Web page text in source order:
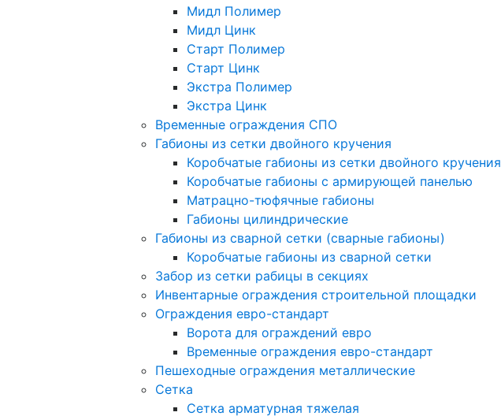
Мидл Полимер
Мидл Цинк
Старт Полимер
Старт Цинк
Экстра Полимер
Экстра Цинк
Временные ограждения СПО
Габионы из сетки двойного кручения
Коробчатые габионы из сетки двойного кручения
Коробчатые габионы с армирующей панелью
Матрацно-тюфячные габионы
Габионы цилиндрические
Габионы из сварной сетки (сварные габионы)
Коробчатые габионы из сварной сетки
Забор из сетки рабицы в секциях
Инвентарные ограждения строительной площадки
Ограждения евро-стандарт
Ворота для ограждений евро
Временные ограждения евро-стандарт
Пешеходные ограждения металлические
Сетка
Сетка арматурная тяжелая